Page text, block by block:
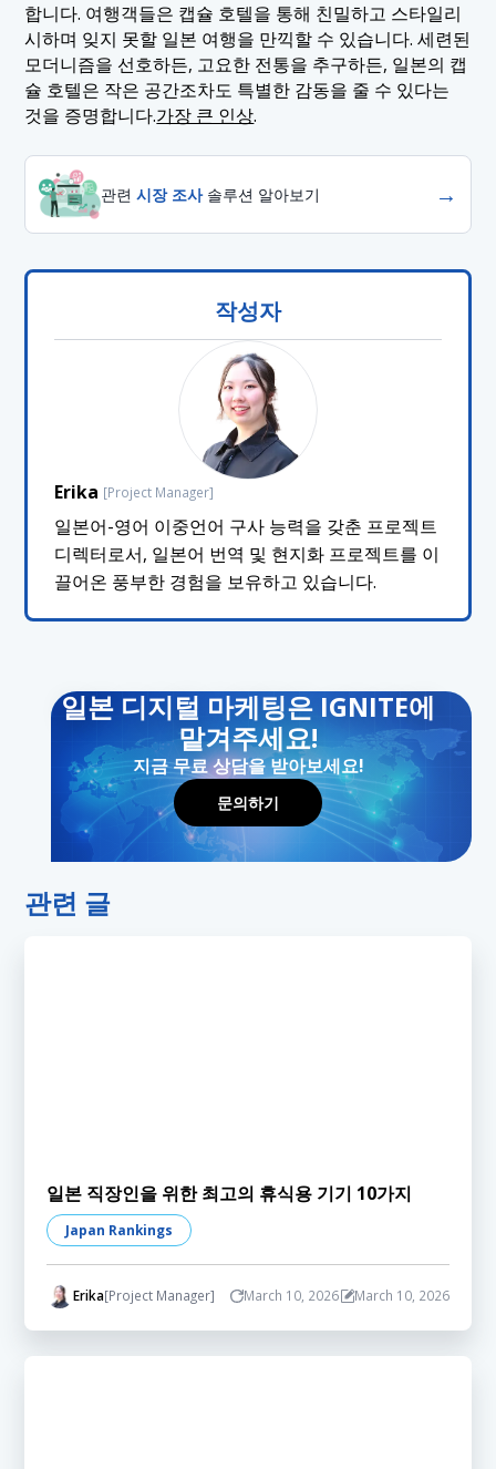
합니다. 여행객들은 캡슐 호텔을 통해 친밀하고 스타일리
시하며 잊지 못할 일본 여행을 만끽할 수 있습니다. 세련된
모더니즘을 선호하든, 고요한 전통을 추구하든, 일본의 캡
슐 호텔은 작은 공간조차도 특별한 감동을 줄 수 있다는
것을 증명합니다.가장 큰 인상.
관련시장 조사솔루션 알아보기 →
작성자
Erika [Project Manager]
일본어-영어 이중언어 구사 능력을 갖춘 프로젝트
디렉터로서, 일본어 번역 및 현지화 프로젝트를 이
끌어온 풍부한 경험을 보유하고 있습니다.
일본 디지털 마케팅은 IGNITE에
맡겨주세요!
지금 무료 상담을 받아보세요!
문의하기
관련 글
일본 직장인을 위한 최고의 휴식용 기기 10가지
Japan Rankings
Erika[Project Manager] March 10, 2026 March 10, 2026